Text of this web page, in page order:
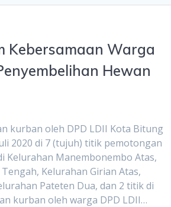
Kebersamaan Warga
Hewan
kurban oleh DPD LDII Kota Bitung
2020 di 7 (tujuh) titik pemotongan
Kelurahan Manembonembo Atas,
Kelurahan Girian Atas,
Pateten Dua, dan 2 titik di
kurban oleh warga DPD LDII…